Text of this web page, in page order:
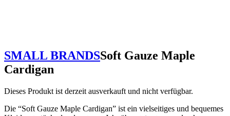
SMALL BRANDSSoft Gauze Maple
Cardigan
Dieses Produkt ist derzeit ausverkauft und nicht verfügbar.
Die “Soft Gauze Maple Cardigan” ist ein vielseitiges und bequemes